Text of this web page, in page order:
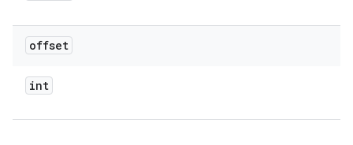
offset
int